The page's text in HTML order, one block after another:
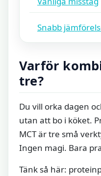
Snabb
Varför
tre?
Du vill orka dagen
utan att bo i köket.
MCT är tre små
Ingen magi. Bara
Tänk så här: